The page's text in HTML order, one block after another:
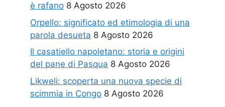
è rafano 8 Agosto 2026
Orpello: significato ed etimologia di una
parola desueta 8 Agosto 2026
Il casatiello napoletano: storia e origini
del pane di Pasqua 8 Agosto 2026
Likweli: scoperta una nuova specie di
scimmia in Congo 8 Agosto 2026